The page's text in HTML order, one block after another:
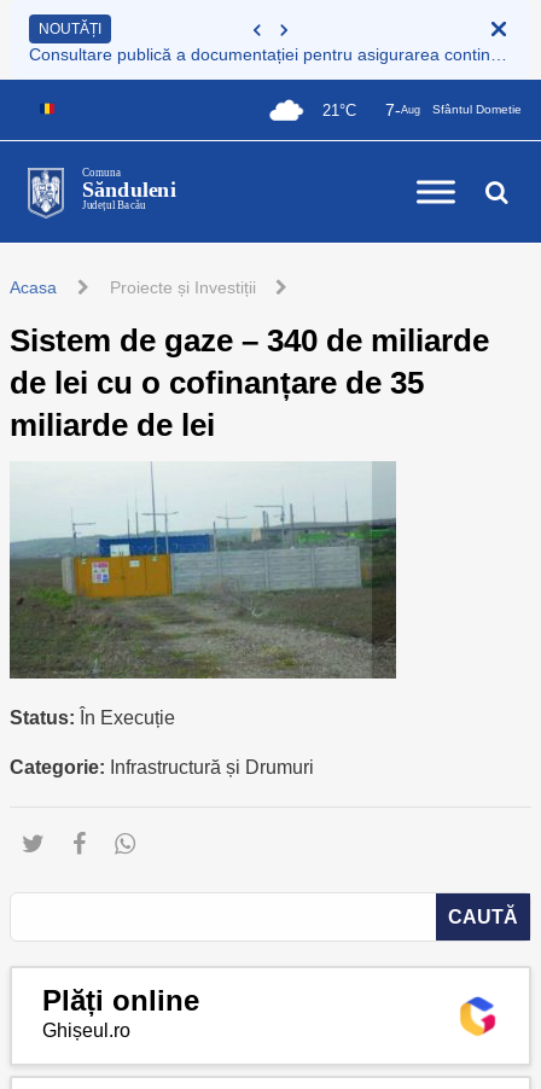
NOUTĂȚI
21°C 7-Aug Sfântul Dometie
Comuna
Sănduleni
Județul Bacău
Acasa Proiecte și Investiții
Sistem de gaze – 340 de miliarde
de lei cu o cofinanțare de 35
miliarde de lei
Status: În Execuție
Categorie: Infrastructură și Drumuri
Plăți online
Ghișeul.ro